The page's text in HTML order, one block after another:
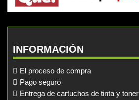
INFORMACIÓN
El proceso de compra
Pago seguro
Entrega de cartuchos de tinta y toner